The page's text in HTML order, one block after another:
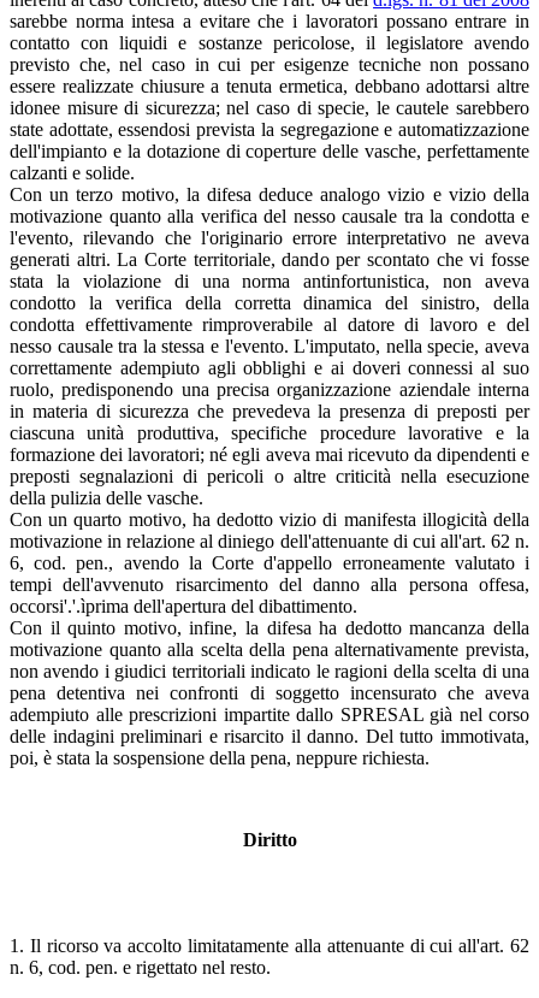
sarebbe norma intesa a evitare che i lavoratori possano entrare in
contatto con liquidi e sostanze pericolose, il legislatore avendo
previsto che, nel caso in cui per esigenze tecniche non possano
essere realizzate chiusure a tenuta ermetica, debbano adottarsi altre
idonee misure di sicurezza; nel caso di specie, le cautele sarebbero
state adottate, essendosi prevista la segregazione e automatizzazione
dell'impianto e la dotazione di coperture delle vasche, perfettamente
calzanti e solide.
Con un terzo motivo, la difesa deduce analogo vizio e vizio della
motivazione quanto alla verifica del nesso causale tra la condotta e
l'evento, rilevando che l'originario errore interpretativo ne aveva
generati altri. La Corte territoriale, dando per scontato che vi fosse
stata la violazione di una norma antinfortunistica, non aveva
condotto la verifica della corretta dinamica del sinistro, della
condotta effettivamente rimproverabile al datore di lavoro e del
nesso causale tra la stessa e l'evento. L'imputato, nella specie, aveva
correttamente adempiuto agli obblighi e ai doveri connessi al suo
ruolo, predisponendo una precisa organizzazione aziendale interna
in materia di sicurezza che prevedeva la presenza di preposti per
ciascuna unità produttiva, specifiche procedure lavorative e la
formazione dei lavoratori; né egli aveva mai ricevuto da dipendenti e
preposti segnalazioni di pericoli o altre criticità nella esecuzione
della pulizia delle vasche.
Con un quarto motivo, ha dedotto vizio di manifesta illogicità della
motivazione in relazione al diniego dell'attenuante di cui all'art. 62 n.
6, cod. pen., avendo la Corte d'appello erroneamente valutato i
tempi dell'avvenuto risarcimento del danno alla persona offesa,
occorsi'.'.ìprima dell'apertura del dibattimento.
Con il quinto motivo, infine, la difesa ha dedotto mancanza della
motivazione quanto alla scelta della pena alternativamente prevista,
non avendo i giudici territoriali indicato le ragioni della scelta di una
pena detentiva nei confronti di soggetto incensurato che aveva
adempiuto alle prescrizioni impartite dallo SPRESAL già nel corso
delle indagini preliminari e risarcito il danno. Del tutto immotivata,
poi, è stata la sospensione della pena, neppure richiesta.
Diritto
1. Il ricorso va accolto limitatamente alla attenuante di cui all'art. 62
n. 6, cod. pen. e rigettato nel resto.